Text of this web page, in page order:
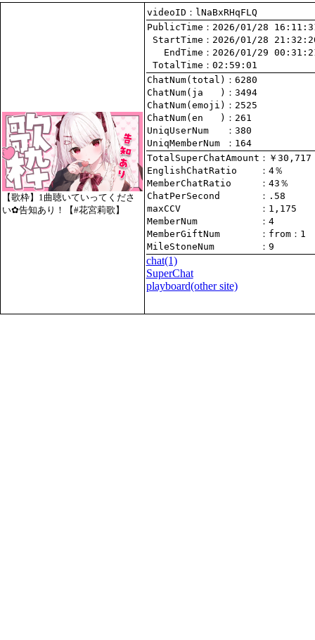
【歌枠】1曲聴いていってくださ
い✿告知あり！【#花宮莉歌】
videoID：lNaBxRHqFLQ
PublicTime
StartTime
   EndTime
TotalTime ：02:59:01
ChatNum(total)
ChatNum(ja   )
ChatNum(emoji)
ChatNum(en   )
UniqUserNum
：380
UniqMemberNum
：164
TotalSuperChatAmount
EnglishChatRatio
MemberChatRatio
ChatPerSecond
maxCCV
：1,175
MemberNum
：4
MemberGiftNum
： from ：1
MileStoneNum
：9
chat(1)
SuperChat
playboard(other site)